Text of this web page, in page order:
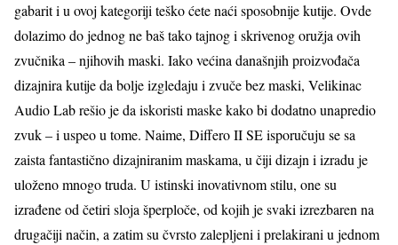
gabarit i u ovoj kategoriji teško ćete naći sposobnije kutije. Ovde
dolazimo do jednog ne baš tako tajnog i skrivenog oružja ovih
zvučnika – njihovih maski. Iako većina današnjih proizvođača
dizajnira kutije da bolje izgledaju i zvuče bez maski, Velikinac
Audio Lab rešio je da iskoristi maske kako bi dodatno unapredio
zvuk – i uspeo u tome. Naime, Differo II SE isporučuju se sa
zaista fantastično dizajniranim maskama, u čiji dizajn i izradu je
uloženo mnogo truda. U istinski inovativnom stilu, one su
izrađene od četiri sloja šperploče, od kojih je svaki izrezbaren na
drugačiji način, a zatim su čvrsto zalepljeni i prelakirani u jednom